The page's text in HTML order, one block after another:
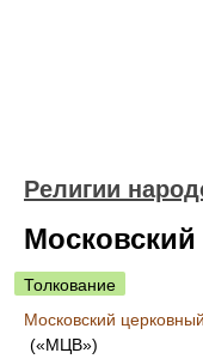
Религии
Толкование
Московский
(«МЦВ»)